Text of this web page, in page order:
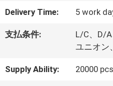
私
達
つ
Delivery Time: 5 work
支払条件:
L/C、D/
ユニオン、
Supply Ability: 20000